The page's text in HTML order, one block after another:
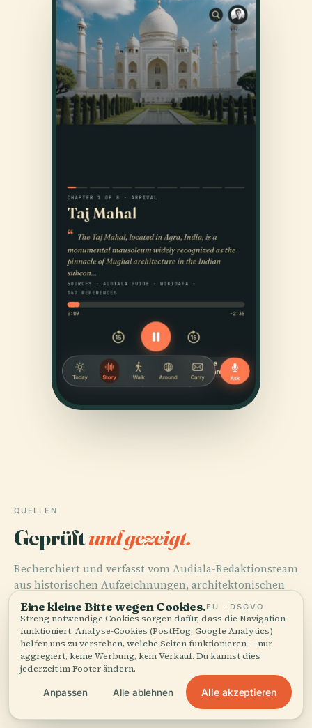
QUELLEN
Geprüftund gezeigt.
Recherchiert und verfasst vom Audiala-Redaktionsteam
aus historischen Aufzeichnungen, architektonischen
Archiven und lokalem Wissen.
Zuletzt überprüft: April 2026
Belweder Palace Visiting Hours, Tickets & Historical
Guide to Warsaw's Iconic Monument, 2024,
Accidentally Wes Anderson
Eine kleine Bitte wegen Cookies.EU · DSGVO
Streng notwendige Cookies sorgen dafür, dass die Navigation
funktioniert. Analyse-Cookies (PostHog, Google Analytics)
helfen uns zu verstehen, welche Seiten funktionieren — nur
aggregiert, keine Werbung, kein Verkauf. Du kannst dies
jederzeit im Footer ändern.
Anpassen Alle ablehnen Alle akzeptieren